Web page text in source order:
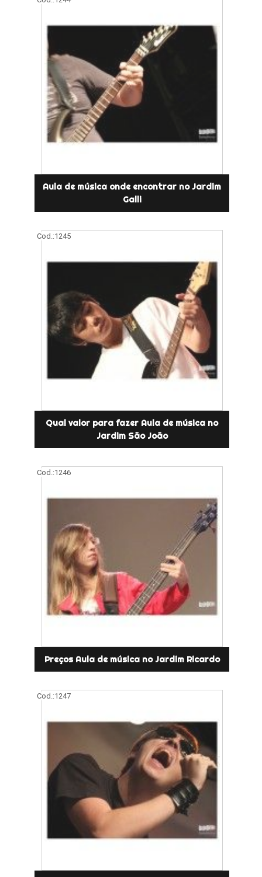
Aula de música onde encontrar no Jardim
Galli
Cod.:1245
Qual valor para fazer Aula de música no
Jardim São João
Cod.:1246
Preços Aula de música no Jardim Ricardo
Cod.:1247